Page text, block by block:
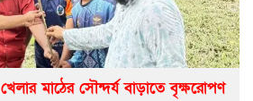
খেলার মাঠের সৌন্দর্য বাড়াতে বৃক্ষরোপণ